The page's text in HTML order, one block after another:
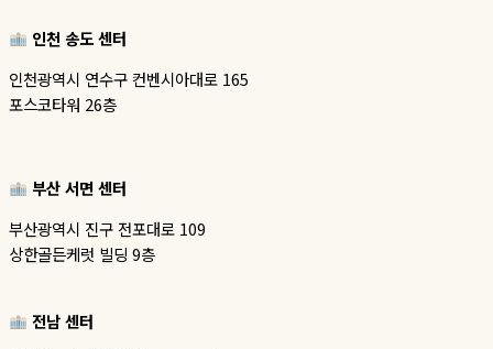
인천 송도 센터
인천광역시 연수구 컨벤시아대로 165
포스코타워 26층
부산 서면 센터
부산광역시 진구 전포대로 109
상한골든케럿 빌딩 9층
전남 센터